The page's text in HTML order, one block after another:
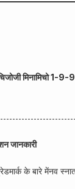
मिनामिचो 1-9-9
जानकारी
के बारे मेंनव